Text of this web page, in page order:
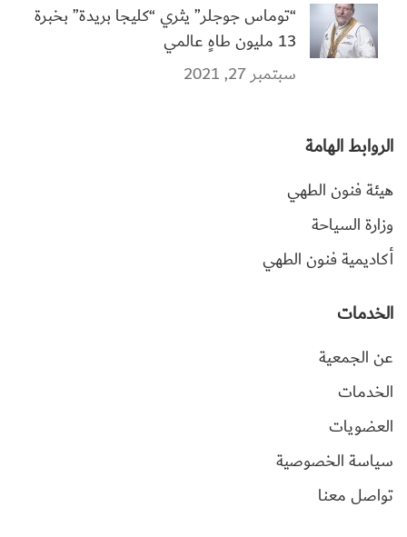
“توماس جوجلر” يثري “كليجا بريدة” بخبرة
13 مليون طاهٍ عالمي
سبتمبر 27, 2021
الروابط الهامة
هيئة فنون الطهي
وزارة السياحة
أكاديمية فنون الطهي
الخدمات
عن الجمعية
الخدمات
العضويات
سياسة الخصوصية
تواصل معنا